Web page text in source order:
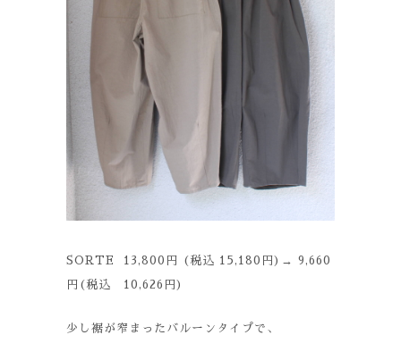
SORTE 13,800円 (税込 15,180円)→ 9,660
円(税込 10,626円)
少し裾が窄まったバルーンタイプで、